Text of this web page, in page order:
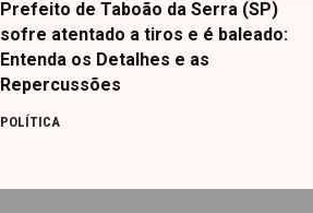
Prefeito de Taboão da Serra (SP)
sofre atentado a tiros e é baleado:
Entenda os Detalhes e as
Repercussões
POLÍTICA